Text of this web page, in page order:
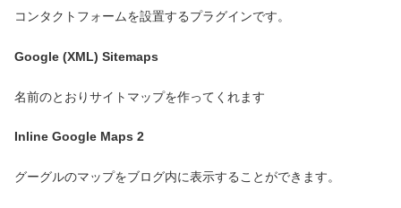
コンタクトフォームを設置するプラグインです。
Google (XML) Sitemaps
名前のとおりサイトマップを作ってくれます
Inline Google Maps 2
グーグルのマップをブログ内に表示することができます。